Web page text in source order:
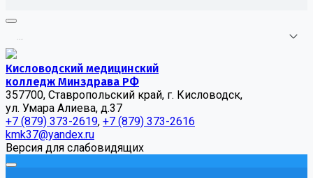
...
Кисловодский медицинский
колледж Минздрава РФ
357700, Ставропольский край, г. Кисловодск,
ул. Умара Алиева, д.37
+7 (879) 373-2619, +7 (879) 373-2616
kmk37@yandex.ru
Версия для слабовидящих